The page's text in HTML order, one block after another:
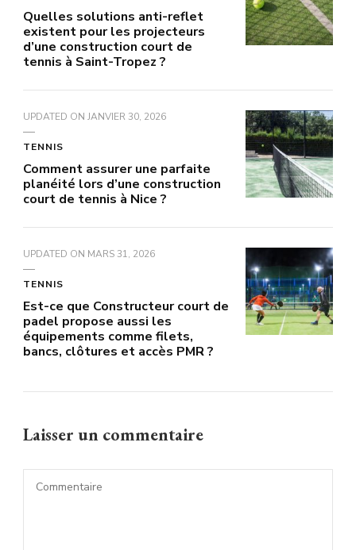
Quelles solutions anti-reflet
existent pour les projecteurs
d’une construction court de
tennis à Saint-Tropez ?
UPDATED ON JANVIER 30, 2026
TENNIS
Comment assurer une parfaite
planéité lors d’une construction
court de tennis à Nice ?
UPDATED ON MARS 31, 2026
TENNIS
Est-ce que Constructeur court de
padel propose aussi les
équipements comme filets,
bancs, clôtures et accès PMR ?
Laisser un commentaire